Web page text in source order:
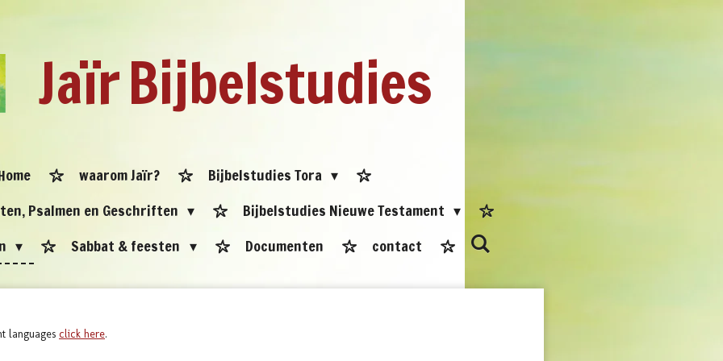
JaïrBijbelstudies
waarom Jaïr?
Bijbelstudies Tora
Psalmen en Geschriften
Bijbelstudies Nieuwe Testament
Sabbat & feesten Documenten contact
languages click here.